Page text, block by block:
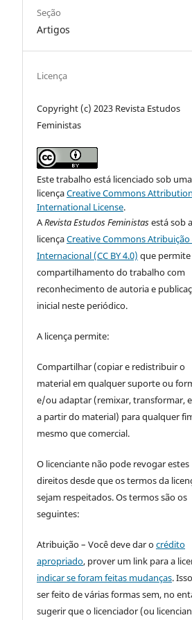
Seção
Artigos
Licença
Copyright (c) 2023 Revista Estudos
Feministas
Este trabalho está licenciado sob uma
licençaCreative Commons
International License.
ARevista Estudos Feministasestá sob a
licençaCreative Commons Atribuição
Internacional (CC BY 4.0) que
compartilhamento do trabalho com
reconhecimento de autoria e
inicial neste periódico.
A licença permite:
Compartilhar (copiar e redistribuir o
material em qualquer suporte ou
e/ou adaptar (remixar, transformar,
a partir do material) para qualquer
mesmo que comercial.
O licenciante não pode revogar estes
direitos desde que os termos da
sejam respeitados. Os termos são os
seguintes:
Atribuição – Você deve dar ocrédito
apropriado, prover um link para a
indicar se foram feitas mudanças.
ser feito de várias formas sem, no
sugerir que o licenciador (ou